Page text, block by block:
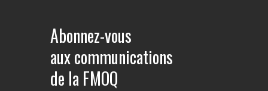
Abonnez-vous
aux communications
de la FMOQ